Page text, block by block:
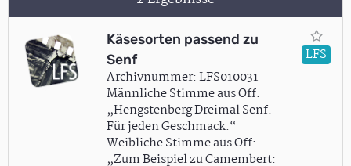
Käsesorten passend zu
Senf
Archivnummer: LFS010031
Männliche Stimme aus Off:
„Hengstenberg Dreimal Senf.
Für jeden Geschmack.“
Weibliche Stimme aus Off:
„Zum Beispiel zu Camembert:
LFS